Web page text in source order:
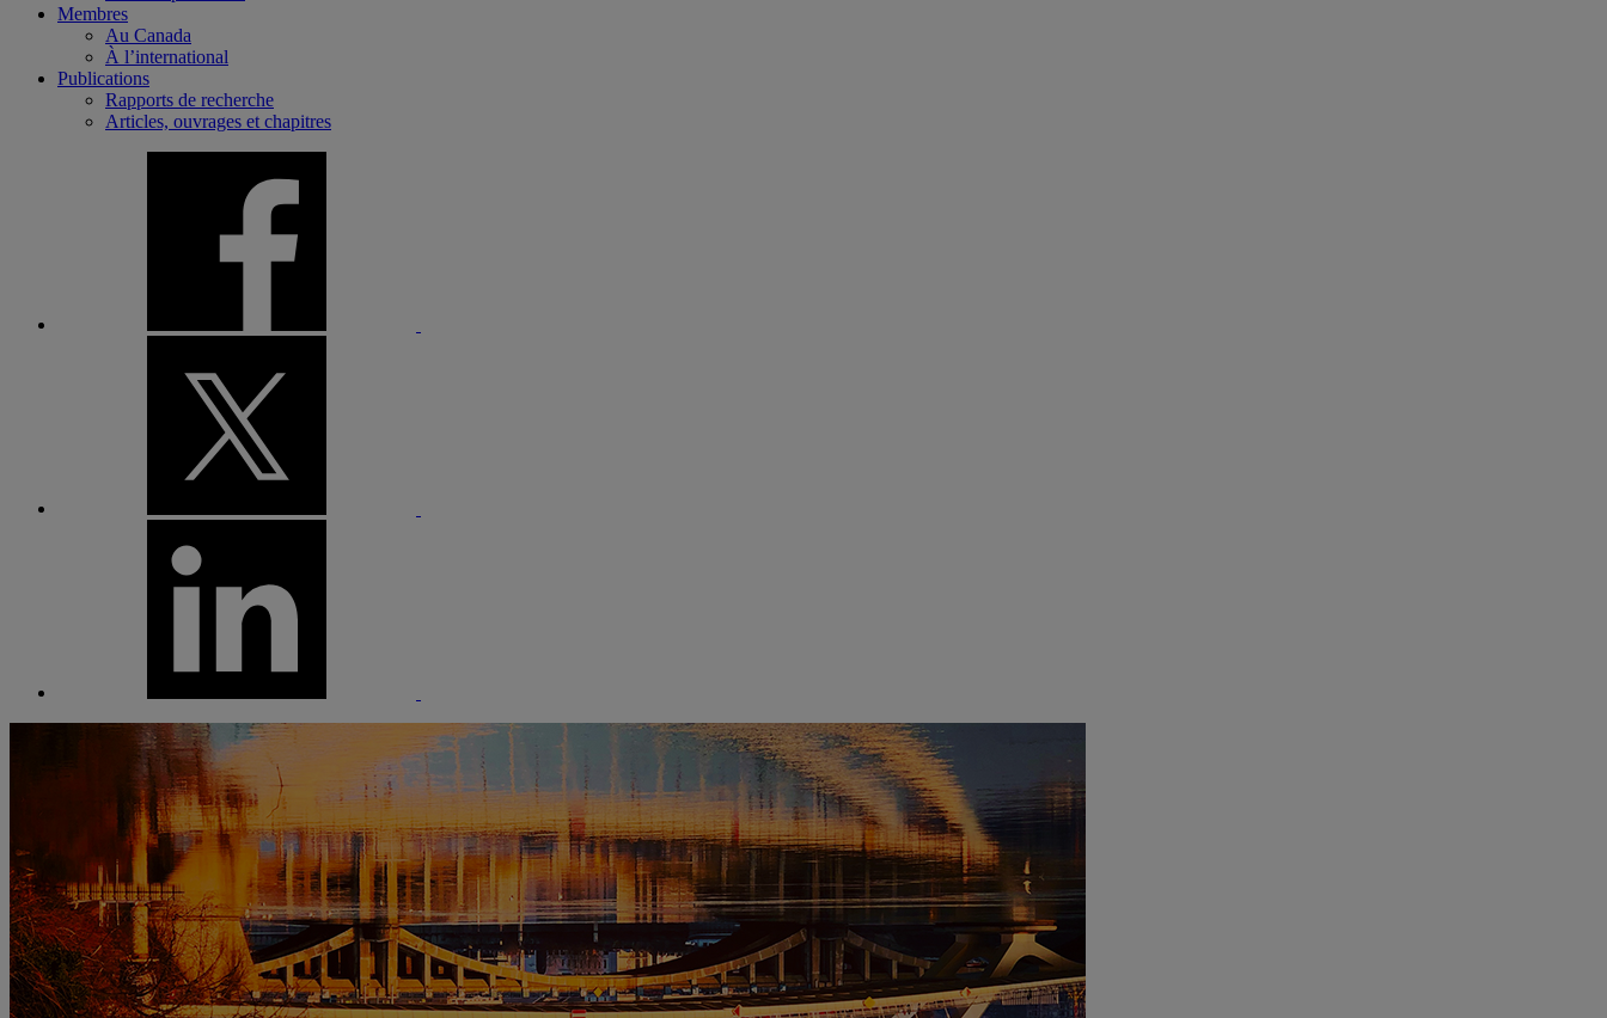
Membres
Au Canada
À l’international
Publications
Rapports de recherche
Articles, ouvrages et chapitres